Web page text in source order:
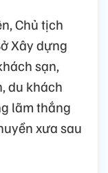
Chủ tịch
Xây dựng
sạn,
du khách
lãm thắng
xưa sau